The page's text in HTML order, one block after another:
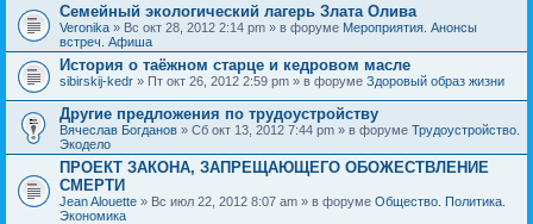
Семейный экологический лагерь Злата Олива
Veronika » Вс окт 28, 2012 2:14 pm » в форуме Мероприятия. Анонсы
встреч. Афиша
История о таёжном старце и кедровом масле
sibirskij-kedr » Пт окт 26, 2012 2:59 pm » в форуме Здоровый образ жизни
Другие предложения по трудоустройству
Вячеслав Богданов » Сб окт 13, 2012 7:44 pm » в форуме Трудоустройство.
Экодело
ПРОЕКТ ЗАКОНА, ЗАПРЕЩАЮЩЕГО ОБОЖЕСТВЛЕНИЕ
СМЕРТИ
Jean Alouette » Вс июл 22, 2012 8:07 am » в форуме Общество. Политика.
Экономика